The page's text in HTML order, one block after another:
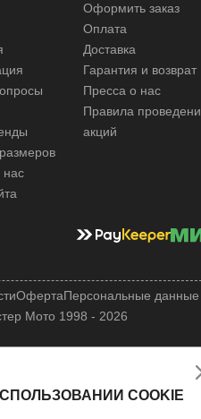
нас
Оформить заказ
Оплата
Доставка
Гарантия и возврат
Пресса о нас
Правила
акций
Мото 1998 - 2026
ОфертаПерсональные данные
COOKIE